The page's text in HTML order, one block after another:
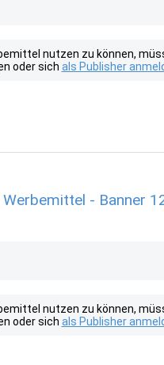
nutzen zu können,
oder sich als Publisher
- Banner
nutzen zu können,
oder sich als Publisher